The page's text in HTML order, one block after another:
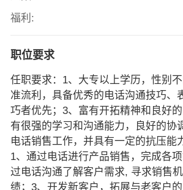
福利:
职位要求
任职要求：1、大专以上学历，性别
准流利，具备优秀的电话沟通技巧、
巧者优先；3、富有开拓精神和良好的
有很强的学习和沟通能力，良好的协
电话销售工作，并具有一定的抗压能
1、通过电话进行产品销售，完成各
过电话沟通了解客户需求, 寻求销售
绩；3、开发新客户，拓展与老客户